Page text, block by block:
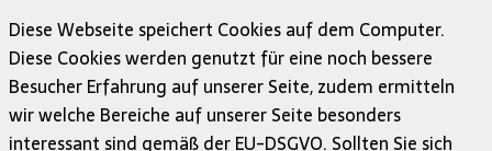
Diese Webseite speichert Cookies auf dem Computer.
Diese Cookies werden genutzt für eine noch bessere
Besucher Erfahrung auf unserer Seite, zudem ermitteln
wir welche Bereiche auf unserer Seite besonders
interessant sind gemäß der EU-DSGVO. Sollten Sie sich